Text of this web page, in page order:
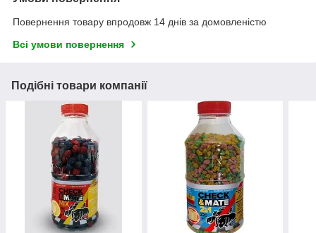
Повернення товару впродовж 14 днів за домовленістю
Всі умови повернення
Подібні товари компанії